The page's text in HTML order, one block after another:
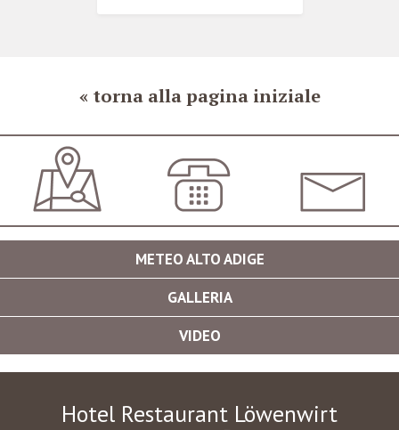
torna alla pagina iniziale
COME ARRIVARE +39 0473 561420
METEO ALTO ADIGE
GALLERIA
VIDEO
Hotel Restaurant Löwenwirt